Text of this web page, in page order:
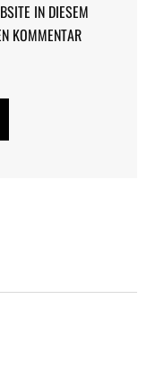
IN DIESEM
KOMMENTAR